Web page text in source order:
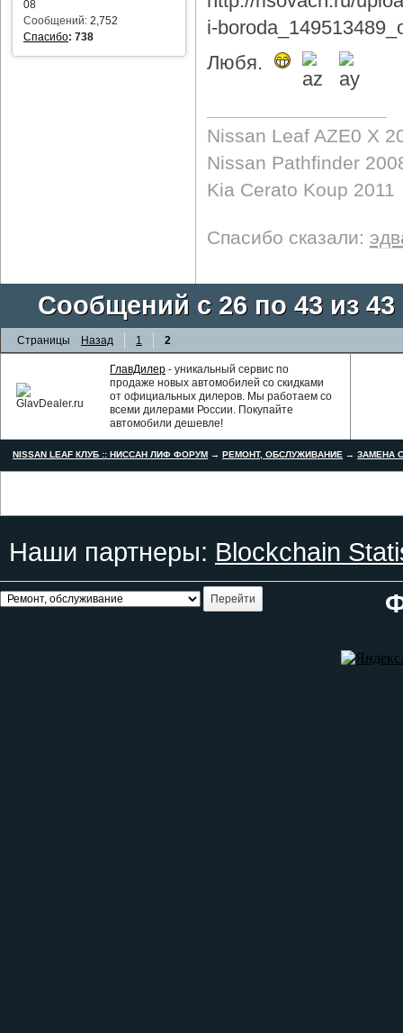
08
Сообщений: 2,752
Спасибо: 738
Любя.
Nissan Leaf AZE0 X
Nissan Pathfinder
Kia Cerato Koup 2011
Спасибо сказали:
Сообщений с 26 по 43 из 43
Страницы Назад 1 2
ГлавДилер - уникальный сервис по
продаже новых автомобилей со скидками
от официальных дилеров. Мы работаем со
всеми дилерами России. Покупайте
автомобили дешевле!
NISSAN LEAF КЛУБ :: НИССАН ЛИФ ФОРУМ →РЕМОНТ, ОБСЛУЖИВАНИЕ →ЗАМЕНА
Наши партнеры: Blockchain